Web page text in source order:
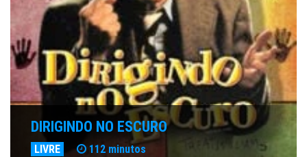
DIRIGINDO NO ESCURO
LIVRE 112 minutos